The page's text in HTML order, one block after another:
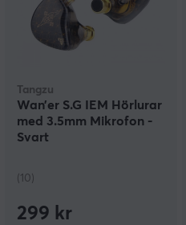
Tangzu
Wan’er S.G IEM Hörlurar
med 3.5mm Mikrofon -
Svart
(10)
299 kr